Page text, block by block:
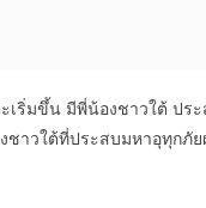
ริ่มขึ้น มีพี่น้องชาวใต้ ปร
ชาวใต้ที่ประสบมหาอุทุกภั